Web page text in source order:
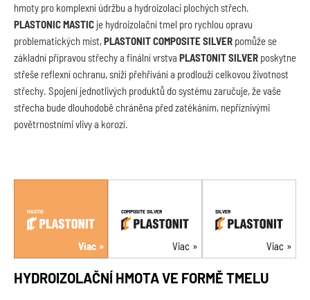
hmoty pro komplexní údržbu a hydroizolaci plochých střech.
PLASTONIC MASTIC je hydroizolační tmel pro rychlou opravu
problematických míst,PLASTONIT COMPOSITE SILVER pomůže se
základní přípravou střechy a finální vrstva PLASTONIT SILVER poskytne
střeše reflexní ochranu, sníží přehřívání a prodlouží celkovou životnost
střechy. Spojení jednotlivých produktů do systému zaručuje, že vaše
střecha bude dlouhodobě chráněna před zatékáním, nepříznivými
povětrnostními vlivy a korozí.
MASTIC
Viac
COMPOSITE SILVER
Viac
SILVER
Viac
HYDROIZOLAČNÍ HMOTA VE FORMĚ TMELU